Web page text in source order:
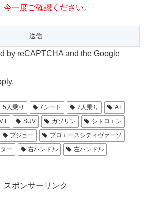
一度ご確認ください。
by reCAPTCHA and the Google
5人乗り 7シート 7人乗り
AT
MT SUV ガソリン
シトロエン
プジョー
プロエースシティヴァーソ
ー 右ハンドル
左ハンドル
スポンサーリンク